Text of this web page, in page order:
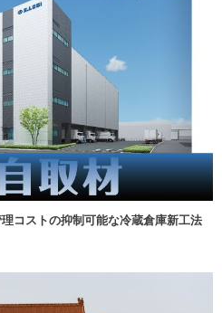
コストの抑制可能な冷蔵倉庫新工法